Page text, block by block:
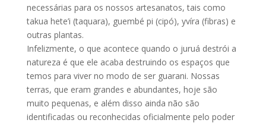
necessárias para os nossos artesanatos, tais como
takua hete’i (taquara), guembé pi (cipó), yvíra (fibras) e
outras plantas.
Infelizmente, o que acontece quando o juruá destrói a
natureza é que ele acaba destruindo os espaços que
temos para viver no modo de ser guarani. Nossas
terras, que eram grandes e abundantes, hoje são
muito pequenas, e além disso ainda não são
identificadas ou reconhecidas oficialmente pelo poder